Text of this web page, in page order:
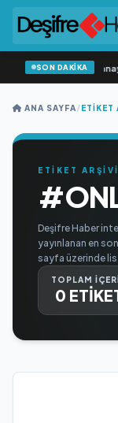
SON DAKİKA
Açıkgöz Savunma
ANA SAYFA/ETIKET
ETİKET ARŞİVİ
Deşifre Haber
yayınlanan en
sayfa üzerinde
TOPLAM
0